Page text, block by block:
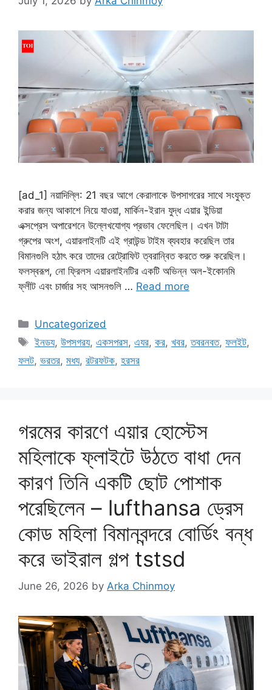
[ad_1] নয়াদিল্লি: 21 বছর আগে কেরালাকে উপসাগরের সাথে সংযুক্ত
করার জন্য আকাশে নিয়ে যাওয়া, মার্কিন-ইরান যুদ্ধ এয়ার ইন্ডিয়া
এক্সপ্রেস অপারেশনে উল্লেখযোগ্য প্রভাব ফেলেছিল। এখন টাটা
গ্রুপের অংশ, এয়ারলাইনটি এই গ্রাউন্ড টাইম ব্যবহার করেছিল তার
বিমানগুলি হঠাৎ করে তাদের রেট্রোফিট ত্বরান্বিত করতে শুরু করেছিল।
ফলস্বরূপ, নো ফ্রিলস এয়ারলাইনটির একটি অভিন্ন অল-ইকোনমি
ফ্লীট এবং চার্জার সহ আসনগুলি … Read more
Categories
Uncategorized
Tags
ইনডয,উপসগরয,একসপরস,এযর,কর,খবর,তবরনবত,ফলইট,
ফলট, ভরতর, মধয, রটরফটক, হরসর
গরমের কারণে এয়ার হোস্টেস
মহিলাকে ফ্লাইটে উঠতে বাধা দেন
কারণ তিনি একটি ছোট পোশাক
পরেছিলেন – lufthansa ড্রেস
কোড মহিলা বিমানবন্দরে বোর্ডিং বন্ধ
করে ভাইরাল গল্প tstsd
June 26, 2026 by Arka Chinmoy